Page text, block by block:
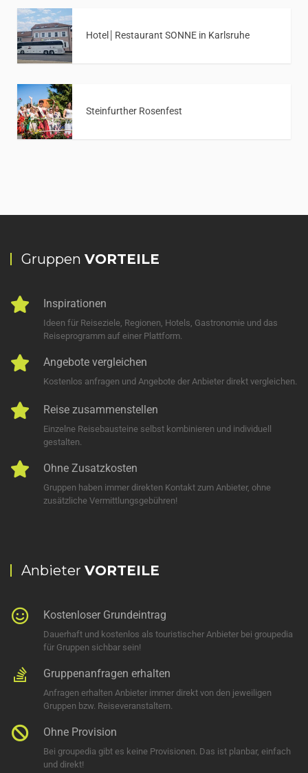
Hotel│Restaurant SONNE in Karlsruhe
Steinfurther Rosenfest
Gruppen VORTEILE
Inspirationen
Ideen für Reiseziele, Regionen, Hotels, Gastronomie und das
Reiseprogramm auf einer Plattform.
Angebote vergleichen
Kostenlos anfragen und Angebote der Anbieter direkt vergleichen.
Reise zusammenstellen
Einzelne Reisebausteine selbst kombinieren und individuell
gestalten.
Ohne Zusatzkosten
Gruppen haben immer direkten Kontakt zum Anbieter, ohne
zusätzliche Vermittlungsgebühren!
Anbieter VORTEILE
Kostenloser Grundeintrag
Dauerhaft und kostenlos als touristischer Anbieter bei groupedia
für Gruppen sichbar sein!
Gruppenanfragen erhalten
Anfragen erhalten Anbieter immer direkt von den jeweiligen
Gruppen bzw. Reiseveranstaltern.
Ohne Provision
Bei groupedia gibt es keine Provisionen. Das ist planbar, einfach
und direkt!